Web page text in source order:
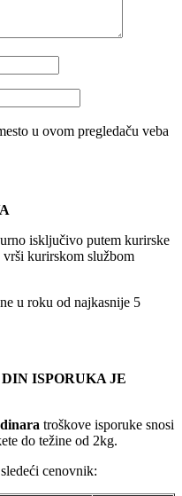
u ovom pregledaču veba
isključivo putem kurirske
vrši kurirskom službom
u roku od najkasnije 5
ISPORUKA JE
troškove isporuke snosi
do težine od 2kg.
cenovnik: